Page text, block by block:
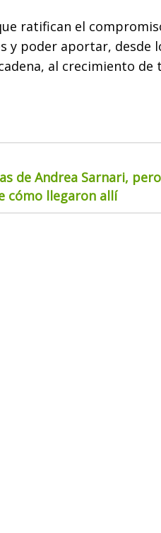
ratifican el
y poder aportar, desde
al crecimiento de
de Andrea Sarnari,
cómo llegaron allí